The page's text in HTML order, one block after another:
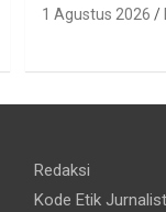
1 Agustus 2026
Redaksi
Kode Etik